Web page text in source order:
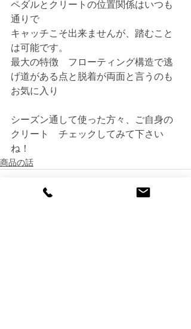
ペダルとクリートの位置関係はいつも
通りで
キャッチこそ出来ませんが、踏むこと
は可能です。
最大の特徴　フローティング構造で逃
げ道がある点と脱着が両面と言うのも
お気に入り
シーズン通して使った方々、ご自身の
クリート　チェックしてみて下さい
ね！
商品の話